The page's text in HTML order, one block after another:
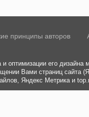
принципы авторов
оптимизации его
Вами страниц
Яндекс Метрика и